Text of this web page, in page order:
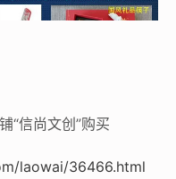
“信尚文创”购买
laowai/36466.html